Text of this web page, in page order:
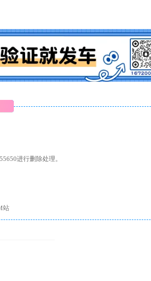
进行删除处理。
漫头社M站